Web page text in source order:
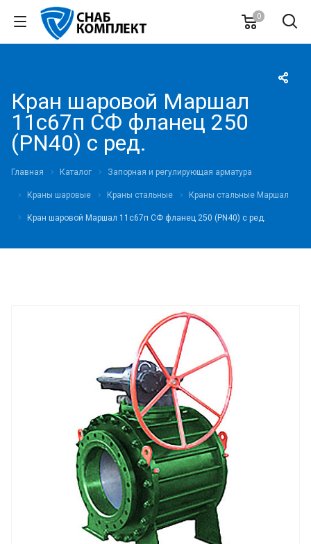
0
Кран шаровой Маршал
11с67п СФ фланец 250
(PN40) с ред.
Главная Каталог Запорная и регулирующая арматура
Краны шаровые Краны стальные Краны стальные Маршал
Кран шаровой Маршал 11с67п СФ фланец 250 (PN40) с ред.